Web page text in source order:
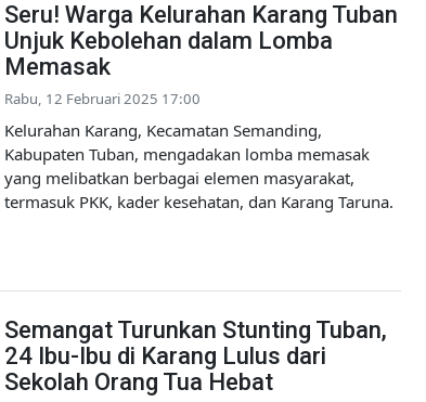
Seru! Warga Kelurahan Karang Tuban
Unjuk Kebolehan dalam Lomba
Memasak
Rabu, 12 Februari 2025 17:00
Kelurahan Karang, Kecamatan Semanding,
Kabupaten Tuban, mengadakan lomba memasak
yang melibatkan berbagai elemen masyarakat,
termasuk PKK, kader kesehatan, dan Karang Taruna.
Semangat Turunkan Stunting Tuban,
24 Ibu-Ibu di Karang Lulus dari
Sekolah Orang Tua Hebat